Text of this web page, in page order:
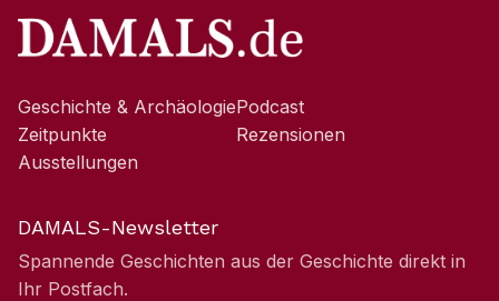
Geschichte & Archäologie
Zeitpunkte
Ausstellungen
Podcast
Rezensionen
DAMALS-Newsletter
Spannende Geschichten aus der Geschichte direkt in
Ihr Postfach.